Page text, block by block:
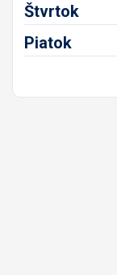
Štvrtok
Piatok